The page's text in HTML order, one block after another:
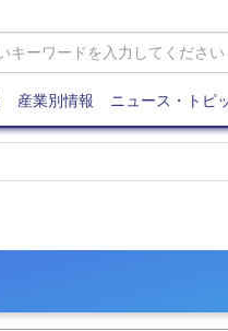
産業別情報 ニュース・トピ